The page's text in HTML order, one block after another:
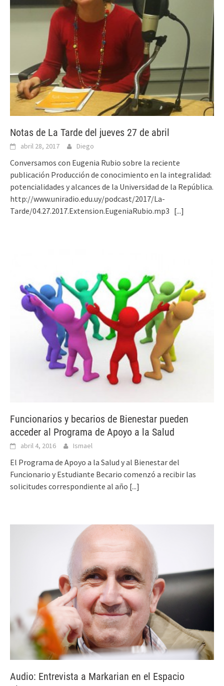
Notas de La Tarde del jueves 27 de abril
abril 28, 2017 Diego
Conversamos con Eugenia Rubio sobre la reciente
publicación Producción de conocimiento en la integralidad:
potencialidades y alcances de la Universidad de la República.
http://www.uniradio.edu.uy/podcast/2017/La-
Tarde/04.27.2017.Extension.EugeniaRubio.mp3 [...]
Funcionarios y becarios de Bienestar pueden
acceder al Programa de Apoyo a la Salud
abril 4, 2016 Ismael
El Programa de Apoyo a la Salud y al Bienestar del
Funcionario y Estudiante Becario comenzó a recibir las
solicitudes correspondiente al año [...]
Audio: Entrevista a Markarian en el Espacio